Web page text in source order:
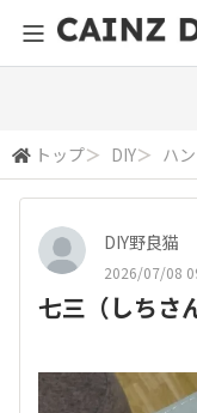
トップ＞ DIY＞ ハ
DIY野良猫
2026/07/08
七三（しちさ